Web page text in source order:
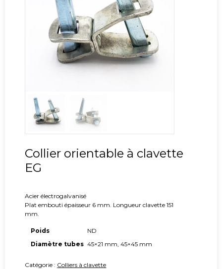
Collier orientable à clavette
EG
Acier électrogalvanisé
Plat embouti épaisseur 6 mm. Longueur clavette 151
mm.
Poids
ND
Diamètre tubes 45×21 mm, 45×45 mm
Catégorie : Colliers à clavette